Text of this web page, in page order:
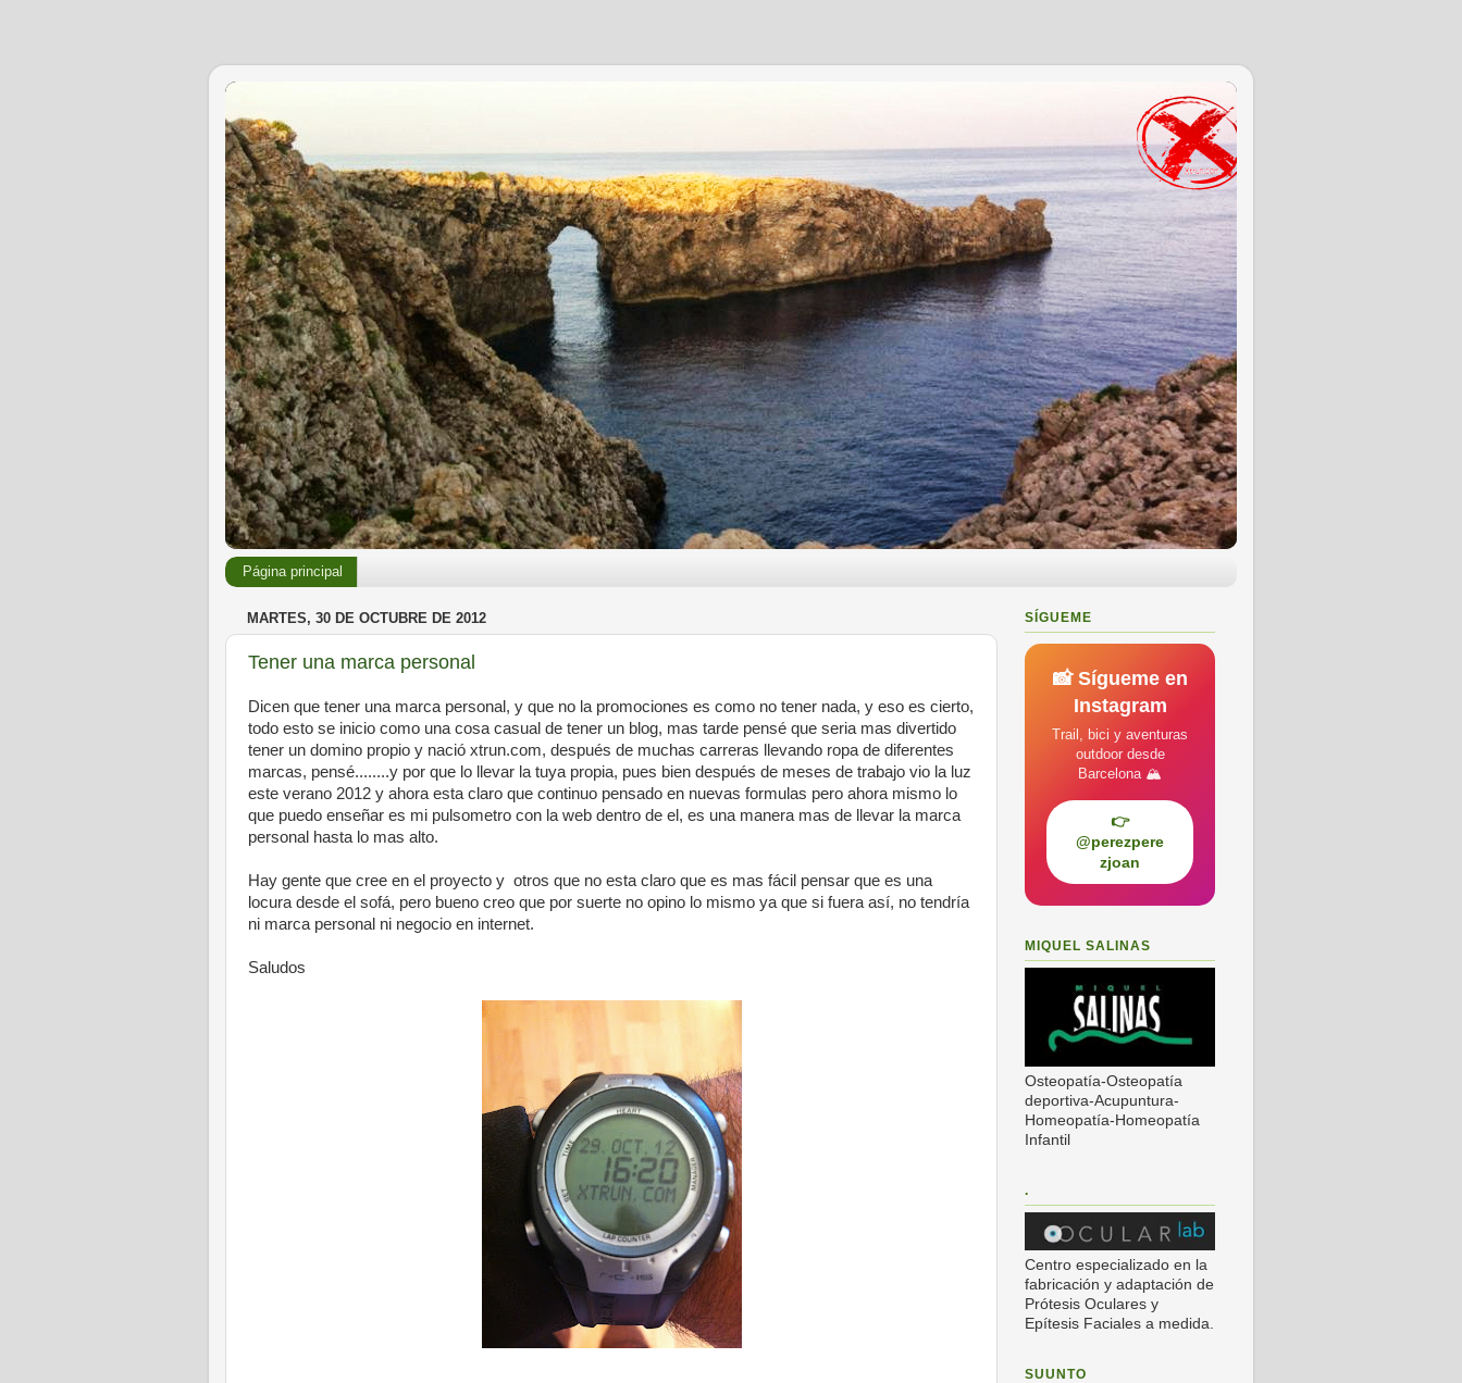
Página principal
MARTES, 30 DE OCTUBRE DE 2012
Tener una marca personal
Dicen que tener una marca personal, y que no la promociones es como no tener nada, y eso es cierto,
todo esto se inicio como una cosa casual de tener un blog, mas tarde pensé que seria mas divertido
tener un domino propio y nació xtrun.com, después de muchas carreras llevando ropa de diferentes
marcas, pensé........y por que lo llevar la tuya propia, pues bien después de meses de trabajo vio la luz
este verano 2012 y ahora esta claro que continuo pensado en nuevas formulas pero ahora mismo lo
que puedo enseñar es mi pulsometro con la web dentro de el, es una manera mas de llevar la marca
personal hasta lo mas alto.
Hay gente que cree en el proyecto y otros que no esta claro que es mas fácil pensar que es una
locura desde el sofá, pero bueno creo que por suerte no opino lo mismo ya que si fuera así, no tendría
ni marca personal ni negocio en internet.
Saludos
SÍGUEME
📸 Sígueme en
Instagram
Trail, bici y aventuras
outdoor desde
Barcelona 🏔️
👉
@perezpere
zjoan
MIQUEL SALINAS
Osteopatía-Osteopatía
deportiva-Acupuntura-
Homeopatía-Homeopatía
Infantil
.
Centro especializado en la
fabricación y adaptación de
Prótesis Oculares y
Epítesis Faciales a medida.
SUUNTO